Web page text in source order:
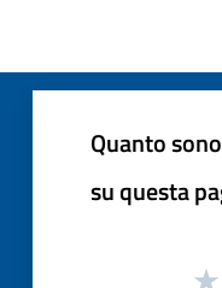
Quanto
su questa